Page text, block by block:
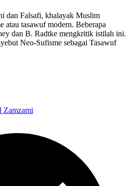
dan Falsafi, khalayak Muslim
atau tasawuf modern. Beberapa
dan B. Radtke mengkritik istilah ini.
Neo-Sufisme sebagai Tasawuf
Zamzami